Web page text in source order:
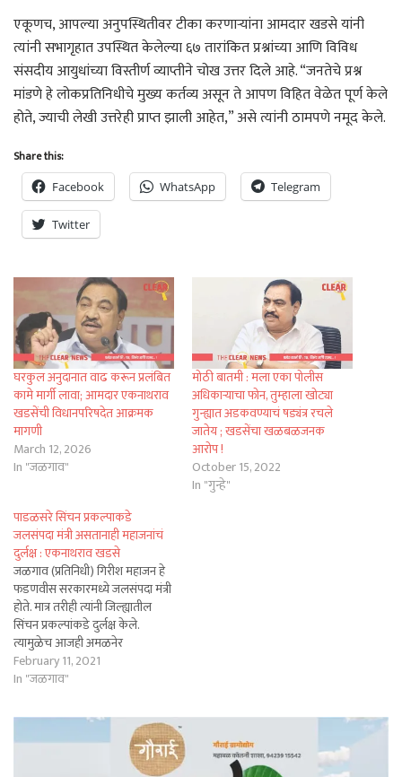
एकूणच, आपल्या अनुपस्थितीवर टीका करणाऱ्यांना आमदार खडसे यांनी
त्यांनी सभागृहात उपस्थित केलेल्या ६७ तारांकित प्रश्नांच्या आणि विविध
संसदीय आयुधांच्या विस्तीर्ण व्याप्तीने चोख उत्तर दिले आहे. “जनतेचे प्रश्न
मांडणे हे लोकप्रतिनिधीचे मुख्य कर्तव्य असून ते आपण विहित वेळेत पूर्ण केले
होते, ज्याची लेखी उत्तरेही प्राप्त झाली आहेत,” असे त्यांनी ठामपणे नमूद केले.
Share this:
Facebook WhatsApp Telegram
Twitter
घरकुल अनुदानात वाढ करून प्रलंबित
कामे मार्गी लावा; आमदार एकनाथराव
खडसेंची विधानपरिषदेत आक्रमक
मागणी
March 12, 2026
In "जळगाव"
मोठी बातमी : मला एका पोलीस
अधिकाऱ्याचा फोन, तुम्हाला खोट्या
गुन्ह्यात अडकवण्याचं षड्यंत्र रचले
जातेय ; खडसेंचा खळबळजनक
आरोप !
October 15, 2022
In "गुन्हे"
पाडळसरे सिंचन प्रकल्पाकडे
जलसंपदा मंत्री असतानाही महाजनांचं
दुर्लक्ष : एकनाथराव खडसे
जळगाव (प्रतिनिधी) गिरीश महाजन हे
फडणवीस सरकारमध्ये जलसंपदा मंत्री
होते. मात्र तरीही त्यांनी जिल्ह्यातील
सिंचन प्रकल्पांकडे दुर्लक्ष केले.
त्यामुळेच आजही अमळनेर
तालुक्यातील पाडळसरे येथील निम्न
तापी प्रकल्प रखडलाय, असा आरोप
एकनाथराव खडसे यांनी केला आहे.
भाजपचे संकटमोचक नेते अशी ख्याती
असलेले माजी मंत्री गिरीश महाजन…
February 11, 2021
In "जळगाव"